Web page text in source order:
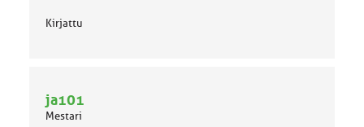
Kirjattu
ja101
Mestari